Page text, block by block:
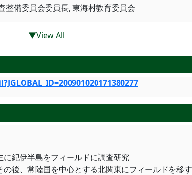
整備委員会委員長, 東海村教育委員会
▼View All
紀伊半島をフィールドに調査研究
とする北関東にフィールドを移す